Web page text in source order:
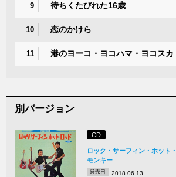
9 待ちくたびれた16歳
10 恋のかけら
11 港のヨーコ・ヨコハマ・ヨコスカ
別バージョン
CD
ロック・サーフィン・ホット
モンキー
発売日 2018.06.13